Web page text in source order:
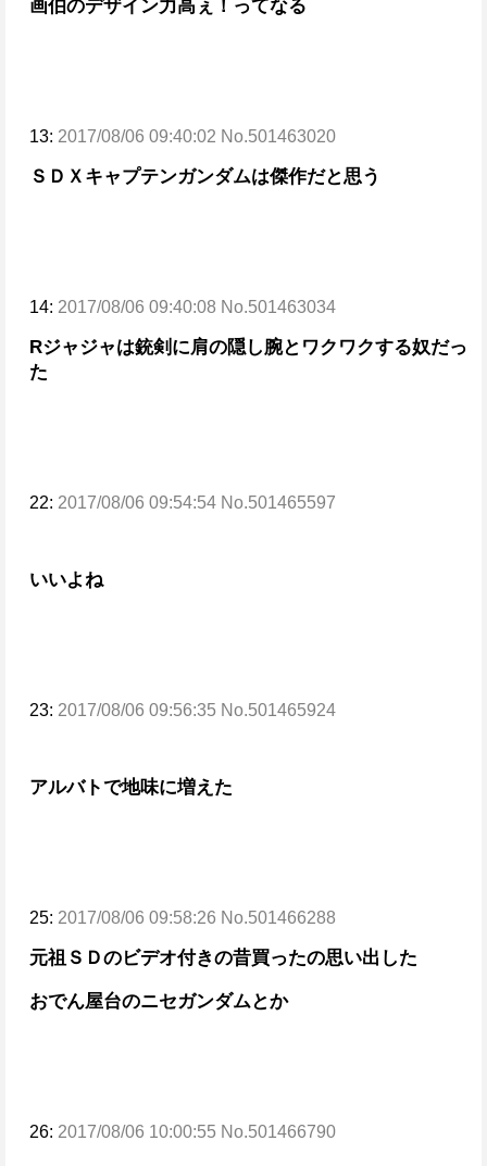
画伯のデザイン力高ぇ！ってなる
13: 2017/08/06 09:40:02 No.501463020
ＳＤＸキャプテンガンダムは傑作だと思う
14: 2017/08/06 09:40:08 No.501463034
Rジャジャは銃剣に肩の隠し腕とワクワクする奴だっ
た
22: 2017/08/06 09:54:54 No.501465597
いいよね
23: 2017/08/06 09:56:35 No.501465924
アルバトで地味に増えた
25: 2017/08/06 09:58:26 No.501466288
元祖ＳＤのビデオ付きの昔買ったの思い出した
おでん屋台のニセガンダムとか
26: 2017/08/06 10:00:55 No.501466790